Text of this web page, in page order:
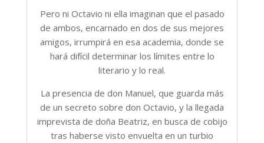
Pero ni Octavio ni ella imaginan que el pasado
de ambos, encarnado en dos de sus mejores
amigos, irrumpirá en esa academia, donde se
hará difícil determinar los límites entre lo
literario y lo real.
La presencia de don Manuel, que guarda más
de un secreto sobre don Octavio, y la llegada
imprevista de doña Beatriz, en busca de cobijo
tras haberse visto envuelta en un turbio